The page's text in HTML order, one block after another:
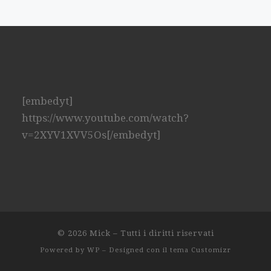
[embedyt]
https://www.youtube.com/watch?
v=2XYV1XVV5Os[/embedyt]
© 2026 Mick – Tutti i diritti riservati
Powered by WP – Designed con il tema Customizr